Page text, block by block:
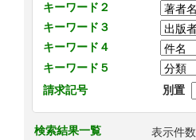
キーワード２
キーワード３
キーワード４
キーワード５
請求記号
別置
検索結果一覧 表示件数